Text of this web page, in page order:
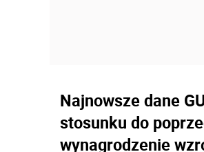
Najnowsze dane
stosunku do
wynagrodzenie